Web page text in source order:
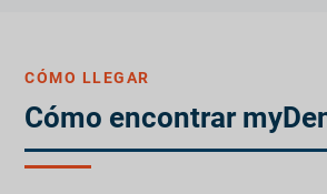
CÓMO LLEGAR
Cómo encontrar